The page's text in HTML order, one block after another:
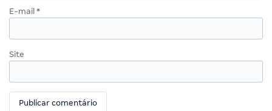
E-mail *
Site